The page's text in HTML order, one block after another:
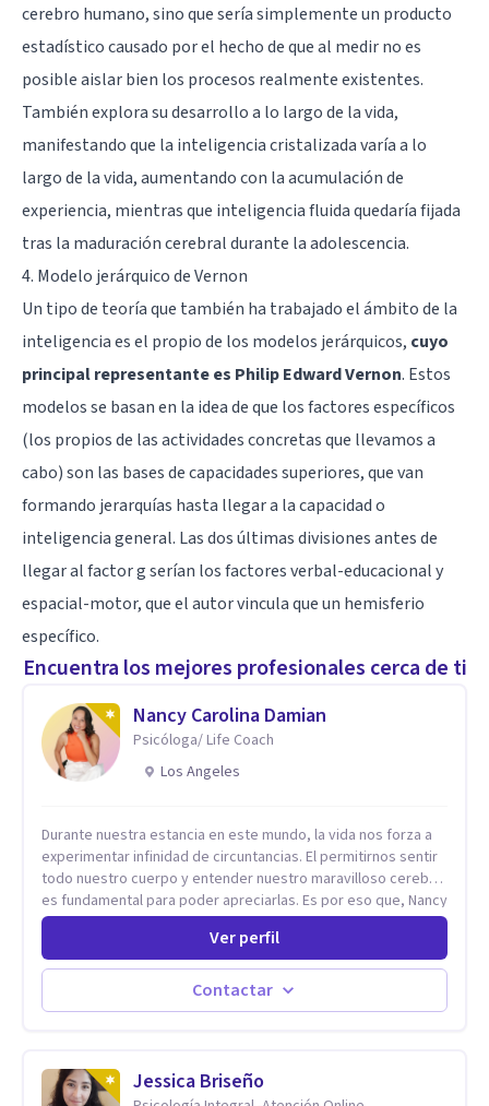
cerebro humano, sino que sería simplemente un producto
estadístico causado por el hecho de que al medir no es
posible aislar bien los procesos realmente existentes.
También explora su desarrollo a lo largo de la vida,
manifestando que la inteligencia cristalizada varía a lo
largo de la vida, aumentando con la acumulación de
experiencia, mientras que inteligencia fluida quedaría fijada
tras la maduración cerebral durante la adolescencia.
4. Modelo jerárquico de Vernon
Un tipo de teoría que también ha trabajado el ámbito de la
inteligencia es el propio de los modelos jerárquicos, cuyo
principal representante es Philip Edward Vernon. Estos
modelos se basan en la idea de que los factores específicos
(los propios de las actividades concretas que llevamos a
cabo) son las bases de capacidades superiores, que van
formando jerarquías hasta llegar a la capacidad o
inteligencia general. Las dos últimas divisiones antes de
llegar al factor g serían los factores verbal-educacional y
espacial-motor, que el autor vincula que un hemisferio
específico.
Encuentra los mejores profesionales cerca de ti
Nancy Carolina Damian
Psicóloga/ Life Coach
Los Angeles
Durante nuestra estancia en este mundo, la vida nos forza a
experimentar infinidad de circuntancias. El permitirnos sentir
todo nuestro cuerpo y entender nuestro maravilloso cerebro,
es fundamental para poder apreciarlas. Es por eso que, Nancy
Damian esta dispuesta a brindarte una mano amiga atravez de
herramientas fundamentales para crecer y fortalecer tu
mente, alma y SER. El cómo percibimos y manejamos
nuestros diarios sucesos es el detonator que nos lleva al
resultado de efectos impactantes que se nos quedaran
es derecho de toda la GENTE.
Ver perfil
Contactar
Jessica Briseño